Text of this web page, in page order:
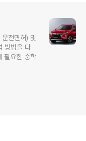
전면허) 및
방법을 다
필요한 중학